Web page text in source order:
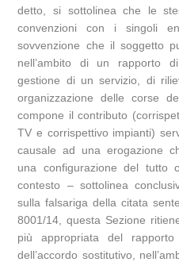
detto, si sottolinea che le
convenzioni con i singoli
sovvenzione che il soggetto
nell’ambito di un rapporto
gestione di un servizio, di
organizzazione delle corse
compone il contributo
TV e corrispettivo impianti)
causale ad una erogazione
una configurazione del tutto
contesto – sottolinea
sulla falsariga della citata
8001/14, questa Sezione
più appropriata del
dell’accordo sostitutivo,